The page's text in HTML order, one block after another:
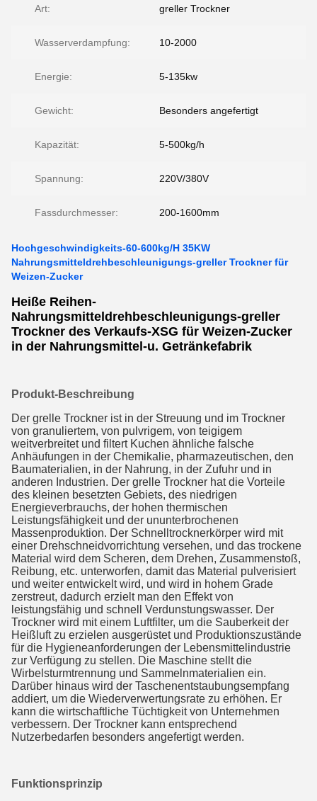
Art: greller Trockner
Wasserverdampfung: 10-2000
Energie: 5-135kw
Gewicht: Besonders angefertigt
Kapazität: 5-500kg/h
Spannung: 220V/380V
Fassdurchmesser: 200-1600mm
Hochgeschwindigkeits-60-600kg/H 35KW
Nahrungsmitteldrehbeschleunigungs-greller Trockner für
Weizen-Zucker
Heiße Reihen-
Nahrungsmitteldrehbeschleunigungs-greller
Trockner des Verkaufs-XSG für Weizen-Zucker
in der Nahrungsmittel-u. Getränkefabrik
Produkt-Beschreibung
Der grelle Trockner ist in der Streuung und im Trockner
von granuliertem, von pulvrigem, von teigigem
weitverbreitet und filtert Kuchen ähnliche falsche
Anhäufungen in der Chemikalie, pharmazeutischen, den
Baumaterialien, in der Nahrung, in der Zufuhr und in
anderen Industrien. Der grelle Trockner hat die Vorteile
des kleinen besetzten Gebiets, des niedrigen
Energieverbrauchs, der hohen thermischen
Leistungsfähigkeit und der ununterbrochenen
Massenproduktion. Der Schnelltrocknerkörper wird mit
einer Drehschneidvorrichtung versehen, und das trockene
Material wird dem Scheren, dem Drehen, Zusammenstoß,
Reibung, etc. unterworfen, damit das Material pulverisiert
und weiter entwickelt wird, und wird in hohem Grade
zerstreut, dadurch erzielt man den Effekt von
leistungsfähig und schnell Verdunstungswasser. Der
Trockner wird mit einem Luftfilter, um die Sauberkeit der
Heißluft zu erzielen ausgerüstet und Produktionszustände
für die Hygieneanforderungen der Lebensmittelindustrie
zur Verfügung zu stellen. Die Maschine stellt die
Wirbelsturmtrennung und Sammelnmaterialien ein.
Darüber hinaus wird der Taschenentstaubungsempfang
addiert, um die Wiederverwertungsrate zu erhöhen. Er
kann die wirtschaftliche Tüchtigkeit von Unternehmen
verbessern. Der Trockner kann entsprechend
Nutzerbedarfen besonders angefertigt werden.
Funktionsprinzip